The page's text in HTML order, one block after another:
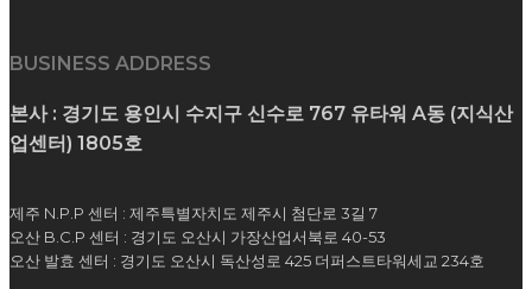
BUSINESS ADDRESS
본사 : 경기도 용인시 수지구 신수로 767 유타워 A동 (지식산
업센터) 1805호
제주 N.P.P 센터 : 제주특별자치도 제주시 첨단로 3길 7
오산 B.C.P 센터 : 경기도 오산시 가장산업서북로 40-53
오산 발효 센터 : 경기도 오산시 독산성로 425 더퍼스트타워세교 234호